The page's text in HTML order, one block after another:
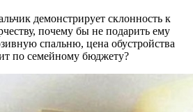
демонстрирует склонность к
почему бы не подарить ему
спальню, цена обустройства
по семейному бюджету?